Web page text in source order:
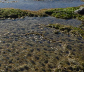
מחנות קיץ
מחנות קיץ
חופשות בבתי ספר שדה
ארץ אהבתי – קבוצות